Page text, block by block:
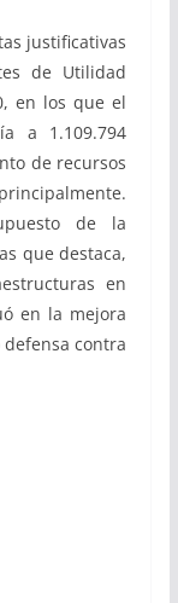
justificativas
de Utilidad
en los que el
a 1.109.794
de recursos
de la
que destaca,
en
en la mejora
contra